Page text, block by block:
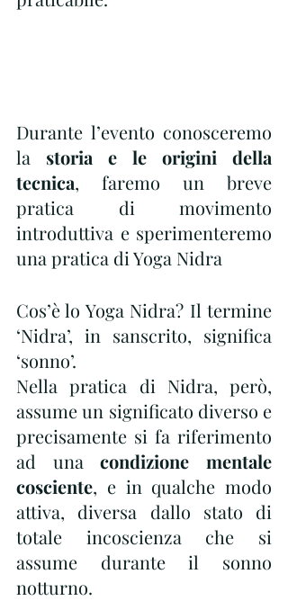
Durante l’evento conosceremo
la storia e le origini della
tecnica, faremo un breve
pratica di movimento
introduttiva e sperimenteremo
una pratica di Yoga Nidra
Cos’è lo Yoga Nidra? Il termine
‘Nidra’, in sanscrito, significa
‘sonno’.
Nella pratica di Nidra, però,
assume un significato diverso e
precisamente si fa riferimento
ad una condizione mentale
cosciente, e in qualche modo
attiva, diversa dallo stato di
totale incoscienza che si
assume durante il sonno
notturno.